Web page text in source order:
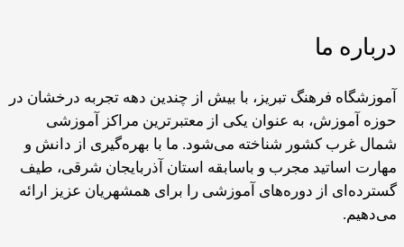
درباره ما
آموزشگاه فرهنگ تبریز، با بیش از چندین دهه تجربه درخشان در
حوزه آموزش، به عنوان یکی از معتبرترین مراکز آموزشی
شمال غرب کشور شناخته می‌شود. ما با بهره‌گیری از دانش و
مهارت اساتید مجرب و باسابقه استان آذربایجان شرقی، طیف
گسترده‌ای از دوره‌های آموزشی را برای همشهریان عزیز ارائه
می‌دهیم.